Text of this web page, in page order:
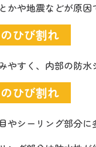
かや地震などが原
ひび割れ
やすく、内部の防水
ひび割れ
やシーリング部分に